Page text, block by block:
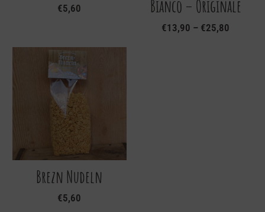
€5,60
Bianco – Originale
€13,90 – €25,80
Brezn Nudeln
€5,60